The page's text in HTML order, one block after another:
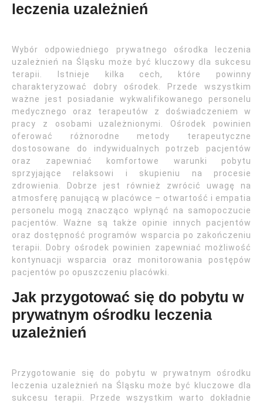
leczenia uzależnień
Wybór odpowiedniego prywatnego ośrodka leczenia
uzależnień na Śląsku może być kluczowy dla sukcesu
terapii. Istnieje kilka cech, które powinny
charakteryzować dobry ośrodek. Przede wszystkim
ważne jest posiadanie wykwalifikowanego personelu
medycznego oraz terapeutów z doświadczeniem w
pracy z osobami uzależnionymi. Ośrodek powinien
oferować różnorodne metody terapeutyczne
dostosowane do indywidualnych potrzeb pacjentów
oraz zapewniać komfortowe warunki pobytu
sprzyjające relaksowi i skupieniu na procesie
zdrowienia. Dobrze jest również zwrócić uwagę na
atmosferę panującą w placówce – otwartość i empatia
personelu mogą znacząco wpłynąć na samopoczucie
pacjentów. Ważne są także opinie innych pacjentów
oraz dostępność programów wsparcia po zakończeniu
terapii. Dobry ośrodek powinien zapewniać możliwość
kontynuacji wsparcia oraz monitorowania postępów
pacjentów po opuszczeniu placówki.
Jak przygotować się do pobytu w
prywatnym ośrodku leczenia
uzależnień
Przygotowanie się do pobytu w prywatnym ośrodku
leczenia uzależnień na Śląsku może być kluczowe dla
sukcesu terapii. Przede wszystkim warto dokładnie